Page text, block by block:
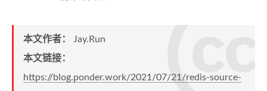
本文作者：
Jay.Run
本文链接：
https://blog.ponder.work/2021/07/21/redis-source-